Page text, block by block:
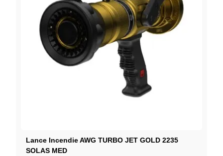
Lance Incendie AWG TURBO JET GOLD 2235
SOLAS MED